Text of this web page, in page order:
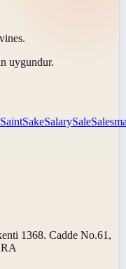
uygundur.
SaintSakeSalarySale
1368. Cadde No.61,